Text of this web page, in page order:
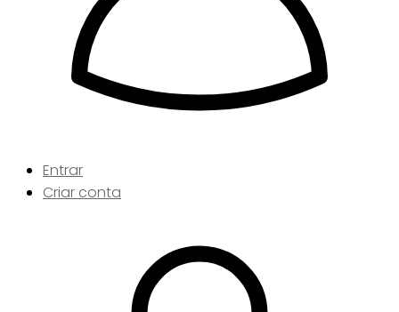
Entrar
Criar conta